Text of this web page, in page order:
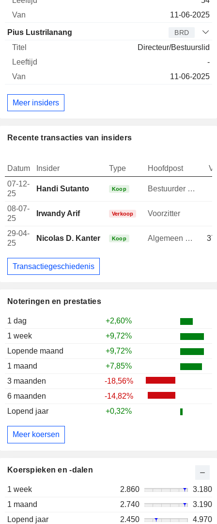
Noteringen en prestaties
1 dag
+2,60%
1 week
+9,72%
Lopende maand
+9,72%
1 maand
+7,85%
3 maanden
-18,56%
6 maanden
-14,82%
Lopend jaar
+0,32%
Meer koersen
Koerspieken en -dalen
1 week 2.860
3.180
1 maand
2.740
3.190
Lopend jaar
2.450
4.970
11-06-2025
Pius Lustrilanang BRD
Directeur/Bestuurslid
-
11-06-2025
Meer insiders
Recente transacties van insiders
Datum Insider Type Hoofdpost
07-12-
25
Handi Sutanto Koop Bestuurder / senior manager
08-07-
25
Irwandy Arif Verkoop Voorzitter
29-04-
25
Nicolas D. Kanter Koop Algemeen directeur
Transactiegeschiedenis